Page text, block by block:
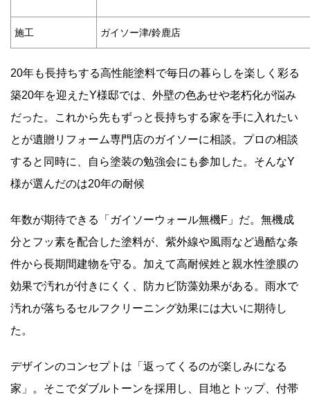
施工 ガイソー津/鈴鹿店
20年も長持ちする高性能塗料で毎日の暮らしを楽しく彩る
築20年を迎えたY様邸では、外壁の色あせや老朽化が悩み
だった。これから先もずっと長持ちする家を手に入れたい
とが遺贈リフォーム専門店のガイソーに相談。プロの相談
すると同時に、自ら塗装の勉強会にも参加した。そんなY
様が選んだのは20年の耐候
年数が期待できる「ガイソーウォール無機F」だ。無機成
分とフッ素を配合した塗料が、紫外線や風雨など過酷な条
件から長期間建物を守る。加えて高耐候姓と親水性塗膜の
効果で汚れが付きにくく、防カビ防藻効果がある。雨水で
汚れが落ちるセルフクリーニング効果には大いに期待し
た。
デザインのコンセプトは「返ってくるのが楽しみになる
家」。そこでダブルトーンを採用し、目地とトップ、付帯